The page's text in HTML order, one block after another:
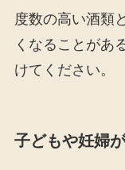
度数の高い酒類
くなることがあ
けてください。
子どもや妊婦